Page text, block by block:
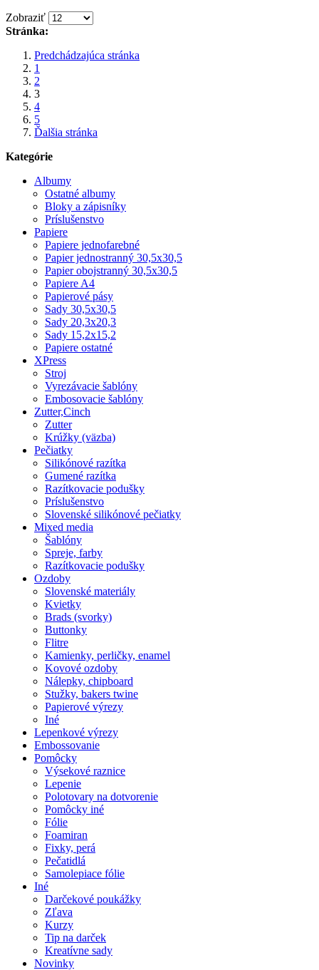
Zobraziť
Stránka:
Predchádzajúca stránka
1
2
3
4
5
Ďalšia stránka
Kategórie
Albumy
Ostatné albumy
Bloky a zápisníky
Príslušenstvo
Papiere
Papiere jednofarebné
Papier jednostranný 30,5x30,5
Papier obojstranný 30,5x30,5
Papiere A4
Papierové pásy
Sady 30,5x30,5
Sady 20,3x20,3
Sady 15,2x15,2
Papiere ostatné
XPress
Stroj
Vyrezávacie šablóny
Embosovacie šablóny
Zutter,Cinch
Zutter
Krúžky (väzba)
Pečiatky
Silikónové razítka
Gumené razítka
Razítkovacie podušky
Príslušenstvo
Slovenské silikónové pečiatky
Mixed media
Šablóny
Spreje, farby
Razítkovacie podušky
Ozdoby
Slovenské materiály
Kvietky
Brads (svorky)
Buttonky
Flitre
Kamienky, perličky, enamel
Kovové ozdoby
Nálepky, chipboard
Stužky, bakers twine
Papierové výrezy
Iné
Lepenkové výrezy
Embossovanie
Pomôcky
Výsekové raznice
Lepenie
Polotovary na dotvorenie
Pomôcky iné
Fólie
Foamiran
Fixky, perá
Pečatidlá
Samolepiace fólie
Iné
Darčekové poukážky
Zľava
Kurzy
Tip na darček
Kreatívne sady
Novinky